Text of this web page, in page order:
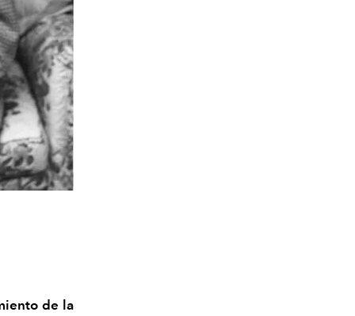
de la